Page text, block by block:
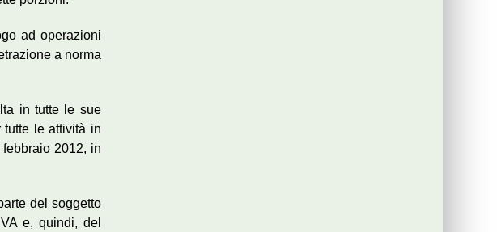
ad operazioni
a norma
in tutte le sue
tutte le attività in
2012, in
del soggetto
e, quindi, del